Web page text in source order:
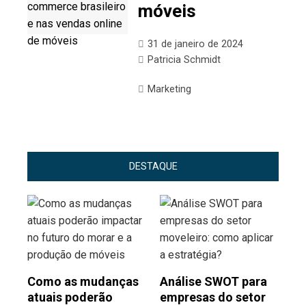
móveis
31 de janeiro de 2024
Patricia Schmidt
Marketing
DESTAQUE
Como as mudanças
atuais poderão
Análise SWOT para
empresas do setor